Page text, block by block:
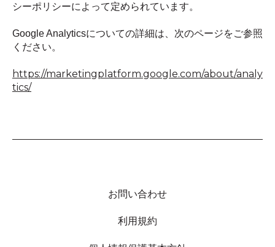
シーポリシーによって定められています。
Google Analyticsについての詳細は、次のページをご参照
ください。
https://marketingplatform.google.com/about/analy
tics/
お問い合わせ
利用規約